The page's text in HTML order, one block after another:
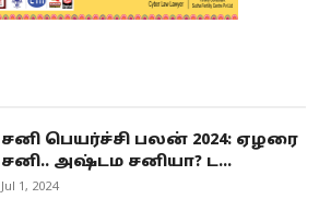
சனி பெயர்ச்சி பலன் 2024: ஏழரை
சனி.. அஷ்டம சனியா? ட...
Jul 1, 2024